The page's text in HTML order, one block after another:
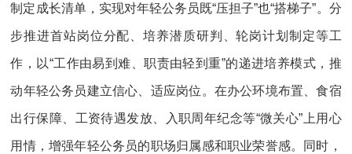
制定成长清单，实现对年轻公务员既“压担子”也“搭梯子”。分
步推进首站岗位分配、培养潜质研判、轮岗计划制定等工
作，以“工作由易到难、职责由轻到重”的递进培养模式，推
动年轻公务员建立信心、适应岗位。在办公环境布置、食宿
出行保障、工资待遇发放、入职周年纪念等“微关心”上用心
用情，增强年轻公务员的职场归属感和职业荣誉感。同时，